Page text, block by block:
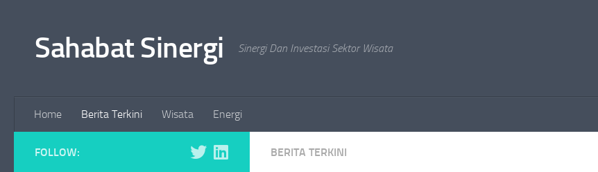
Sahabat Sinergi Sinergi Dan Investasi Sektor Wisata
Home Berita Terkini Wisata Energi
BERITA TERKINI
FOLLOW: